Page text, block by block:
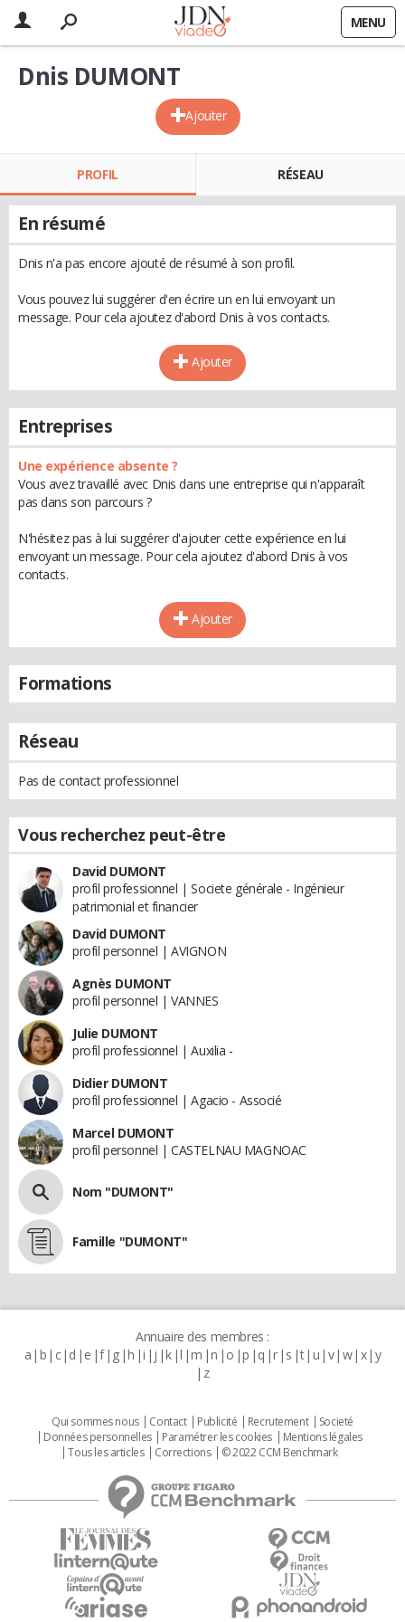
MENU
Ajouter
Dnis DUMONT
PROFIL RÉSEAU
En résumé
Dnis n'a pas encore ajouté de résumé à son profil.
Vous pouvez lui suggérer d'en écrire un en lui envoyant un
message. Pour cela ajoutez d'abord Dnis à vos contacts.
Ajouter
Entreprises
Une expérience absente ?
Vous avez travaillé avec Dnis dans une entreprise qui n'apparaît
pas dans son parcours ?
N'hésitez pas à lui suggérer d'ajouter cette expérience en lui
envoyant un message. Pour cela ajoutez d'abord Dnis à vos
contacts.
Ajouter
Formations
Réseau
Pas de contact professionnel
Vous recherchez peut-être
David DUMONT
profil professionnel | Societe générale - Ingénieur
patrimonial et financier
David DUMONT
profil personnel | AVIGNON
Agnès DUMONT
profil personnel | VANNES
Julie DUMONT
profil professionnel | Auxilia -
Didier DUMONT
profil professionnel | Agacio - Associé
Marcel DUMONT
profil personnel | CASTELNAU MAGNOAC
Nom "DUMONT"
Famille "DUMONT"
Annuaire des membres :
a b c d e f g h i j k l m n o p q r s t u v w x y
z
Qui sommes nous Contact Publicité Recrutement
Societé
Données personnelles
Paramétrer les cookies
Mentions légales
Tous les articles
Corrections © 2022 CCM Benchmark